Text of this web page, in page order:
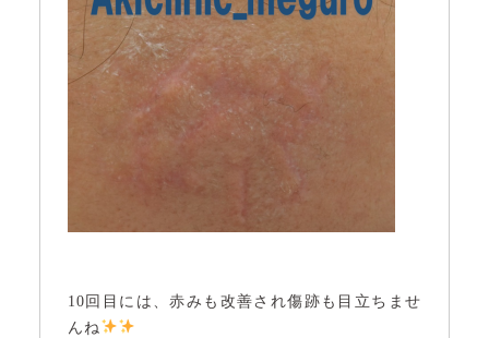
10回目には、赤みも改善され傷跡も目立ちませ
んね